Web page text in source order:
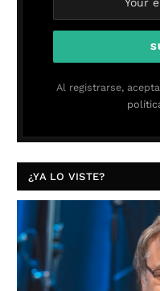
Al registrarse,
¿YA LO VISTE?